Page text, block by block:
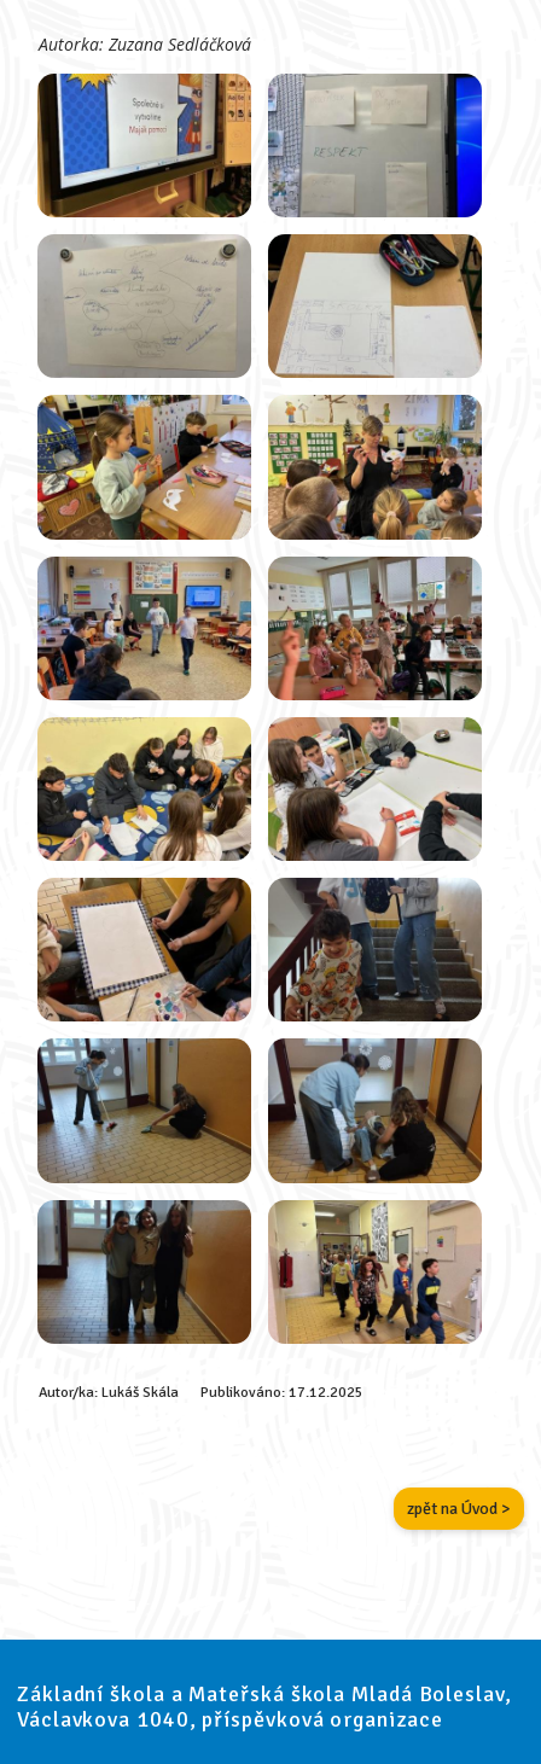
Autorka: Zuzana Sedláčková
Autor/ka:Lukáš Skála Publikováno:17.12.2025
zpět na Úvod >
Základní škola a Mateřská škola Mladá Boleslav,
Václavkova 1040, příspěvková organizace